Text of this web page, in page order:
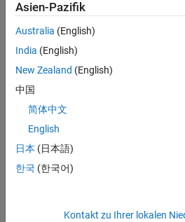
noch
keine
offenen
Stellen
können,
die
Ihren
entsprechen,
werden
unseres
Asien-Pazifik
Australia (English)
India (English)
New Zealand (English)
中国
简体中文
English
日本 (日本語)
한국 (한국어)
Kontakt zu Ihrer lokalen